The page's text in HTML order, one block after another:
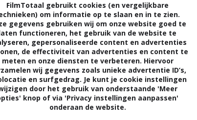
maar moet de kost verdienen in een
regisseur die worstelt met zijn ambities en
en geldschieters. De twist? Hij is de
zij schrijft, en leeft alleen in die strip. Zijn
Maar de beelden van de film die hij
Morelli.
FilmTotaal gebruikt cookies (en vergelijkbare
om informatie op te slaan en in te zien.
gegevens gebruiken wij om onze website goed te
functioneren, het gebruik van de website te
gepersonaliseerde content en advertenties
de effectiviteit van advertenties en content te
meten en onze diensten te verbeteren. Hiervoor
wij gegevens zoals unieke advertentie ID’s,
en surfgedrag. Je kunt je cookie instellingen
door het gebruik van onderstaande 'Meer
knop of via 'Privacy instellingen aanpassen'
onderaan de website.